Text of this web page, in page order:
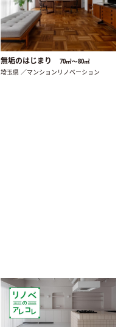
無垢のはじまり 70㎡〜80㎡
埼玉県 ／マンションリノベーション